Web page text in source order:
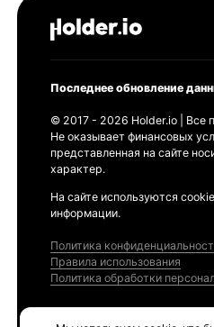
Последнее обновление
© 2017 - 2026 Holder.io | Все
Не оказывает финансовых
представленная на сайте
характер.
На сайте используются
информации.
Политика
Правила использования
Политика обработки